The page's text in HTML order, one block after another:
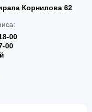
Корнилова 62
00
00